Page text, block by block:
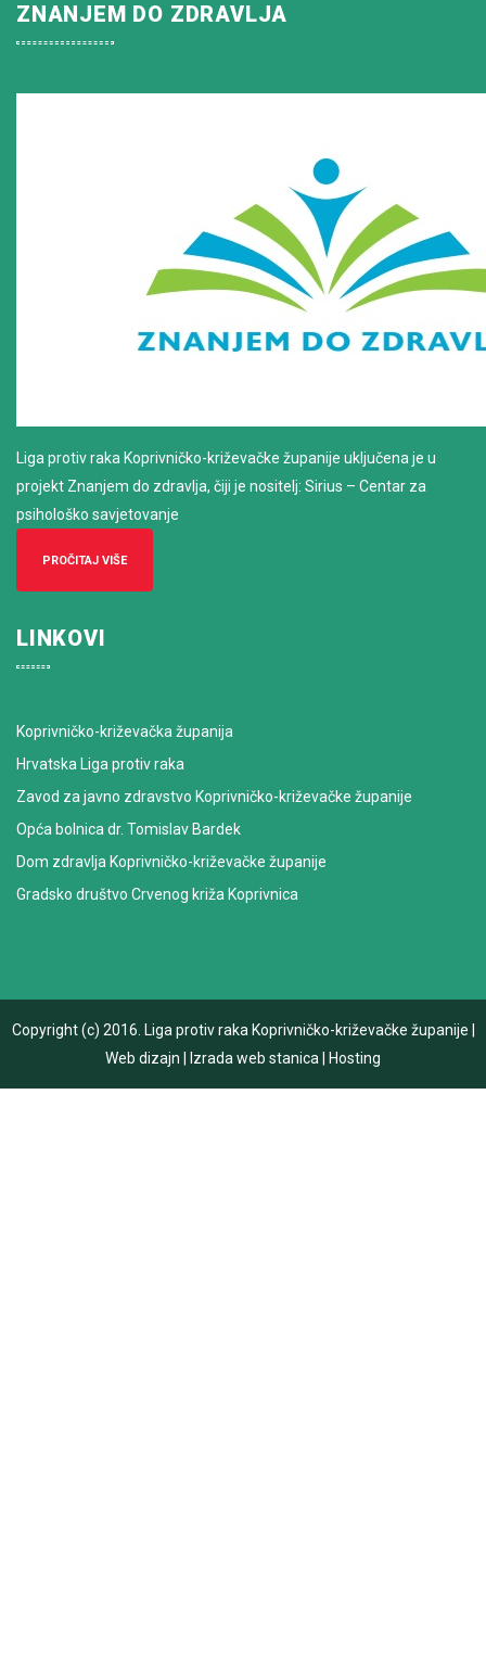
ZNANJEM DO ZDRAVLJA
Liga protiv raka Koprivničko-križevačke županije uključena je u
projekt Znanjem do zdravlja, čiji je nositelj: Sirius – Centar za
psihološko savjetovanje
PROČITAJ VIŠE
LINKOVI
Koprivničko-križevačka županija
Hrvatska Liga protiv raka
Zavod za javno zdravstvo Koprivničko-križevačke županije
Opća bolnica dr. Tomislav Bardek
Dom zdravlja Koprivničko-križevačke županije
Gradsko društvo Crvenog križa Koprivnica
Copyright (c) 2016. Liga protiv raka Koprivničko-križevačke županije
Web dizajn
Izrada web stanica Hosting